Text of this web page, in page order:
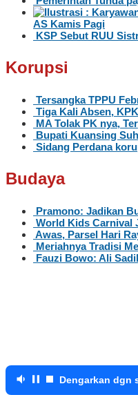
AS Kamis Pagi
KSP Sebut RUU
Korupsi
Tersangka TPPU
Tiga Kali Absen,
MA Tolak PK nya,
Bupati Kuansing
Sidang Perdana
Budaya
Pramono: Jadikan
World Kids Carnival
Awas, Parsel Hari
Meriahnya Tradisi
Fauzi Bowo: Ali
Dengarkan dgn